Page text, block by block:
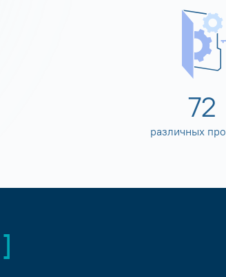
80
различных